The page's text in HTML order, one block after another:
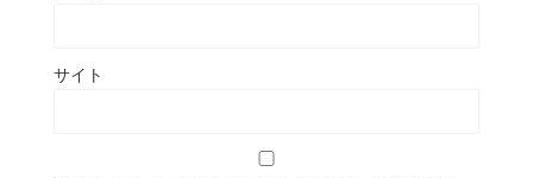
サイト